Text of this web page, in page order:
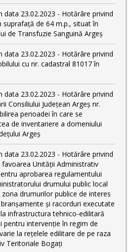
data 23.02.2023 - Hotărâre privind
suprafață de 64 m.p., situat în
de Transfuzie Sanguină Argeș
data 23.02.2023 - Hotărâre privind
cu nr. cadastral 81017 în
data 23.02.2023 - Hotărâre privind
Consiliului Județean Argeș nr.
perioadei în care se
de inventariere a domeniului
Argeş
data 23.02.2023 - Hotărâre privind
Unității Administrativ
aprobarea regulamentului
drumului public local
drumurilor publice de interes
și racorduri executate
infrastructura tehnico-edilitară
pentru intervenție în regim de
la rețelele edilitare de pe raza
Teritoriale Bogați